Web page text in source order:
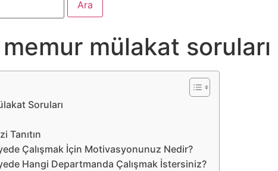
mülakat soruları
Soruları
Tanıtın
Çalışmak İçin Motivasyonunuz Nedir?
Hangi Departmanda Çalışmak İstersiniz?